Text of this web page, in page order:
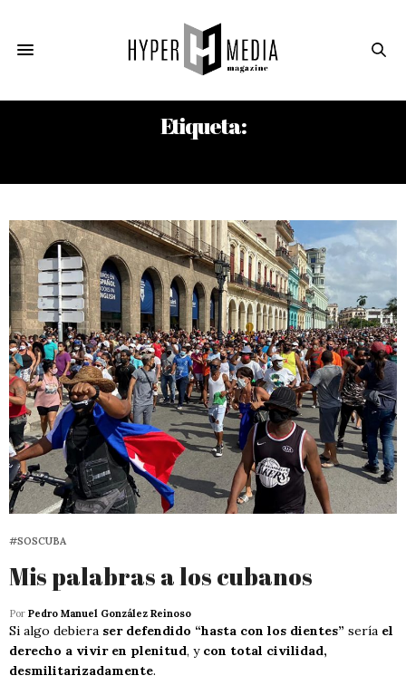
Etiqueta:
#SOSCUBA
Mis palabras a los cubanos
Por Pedro Manuel González Reinoso
Si algo debiera ser defendido “hasta con los dientes” sería el
derecho a vivir en plenitud, y con total civilidad,
desmilitarizadamente.